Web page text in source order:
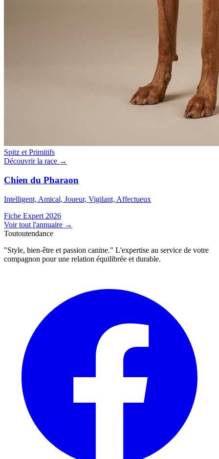
Spitz et Primitifs
Découvrir la race →
Chien du Pharaon
Intelligent, Amical, Joueur, Vigilant, Affectueux
Fiche Expert 2026
Voir tout l'annuaire →
Toutoutendance
"Style, bien-être et passion canine." L'expertise au service de votre
compagnon pour une relation équilibrée et durable.